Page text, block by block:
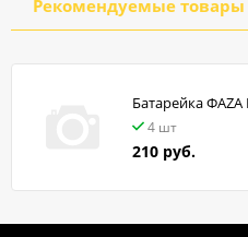
Рекомендуемые товары
Батарейка ФАZA
4 шт
210 руб.